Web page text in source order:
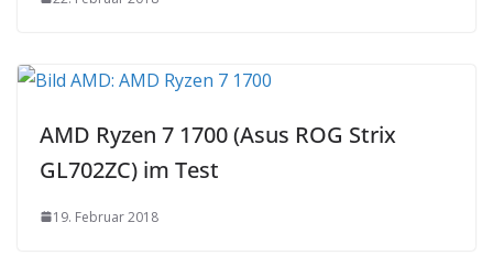
AMD Ryzen 7 1700 (Asus ROG Strix
GL702ZC) im Test
19. Februar 2018